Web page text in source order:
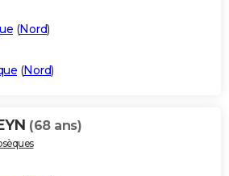
(Nord)
(Nord)
(68 ans)